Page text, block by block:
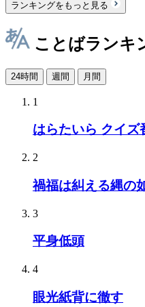
ランキングをもっと見る
ことばランキ
24時間 週間 月間
1
はらたいら クイズ
2
禍福は糾える縄の
3
平身低頭
4
眼光紙背に徹す